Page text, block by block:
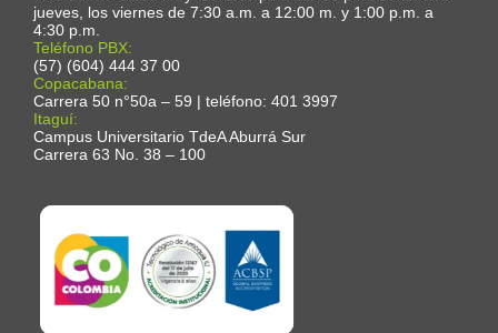
jueves, los viernes de 7:30 a.m. a 12:00 m. y 1:00 p.m. a
4:30 p.m.
Teléfono PBX:
(57) (604) 444 37 00
Copacabana:
Carrera 50 n°50a – 59 | teléfono: 401 3997
Itaguí:
Campus Universitario TdeA Aburrá Sur
Carrera 63 No. 38 – 100